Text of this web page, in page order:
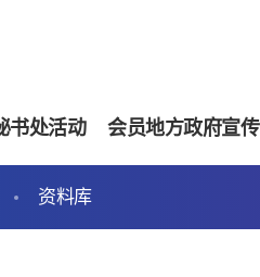
书处活动 会员地方政府宣传
资料库